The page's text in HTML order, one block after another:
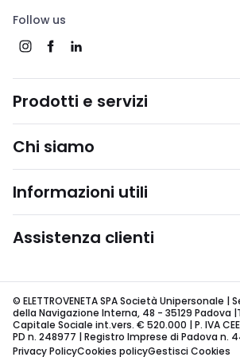
Follow us
Prodotti e servizi
Chi siamo
Informazioni utili
Assistenza clienti
© ELETTROVENETA SPA Società Unipersonale |
della Navigazione Interna, 48 - 35129 Padova
Capitale Sociale int.vers. € 520.000 | P. IVA CEE
PD n. 248977 | Registro Imprese di Padova n.
Privacy PolicyCookies policyGestisci Cookies